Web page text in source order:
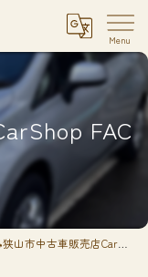
FAC
山市中古車販売店CarShop FACT.🚗